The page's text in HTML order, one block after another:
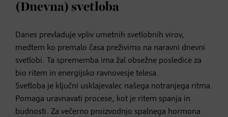
(Dnevna) svetloba
Danes prevladuje vpliv umetnih svetlobnih virov,
medtem ko premalo časa preživimo na naravni dnevni
svetlobi. Ta sprememba ima žal obsežne posledice za
bio ritem in energijsko ravnovesje telesa.
Svetloba je ključni usklajevalec našega notranjega ritma.
Pomaga uravnavati procese, kot je ritem spanja in
budnosti. Za večerno proizvodnjo spalnega hormona